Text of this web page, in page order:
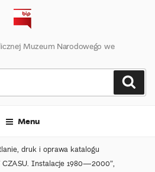
Muzeum Narodowego we
Menu
druk i oprawa katalogu
Instalacje 1980—2000”,